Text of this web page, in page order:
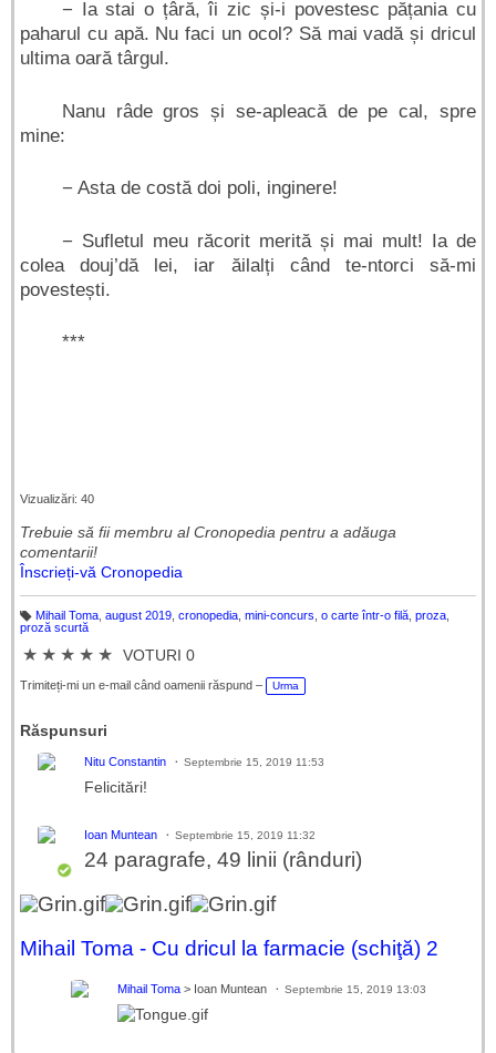
− Ia stai o țâră, îi zic și-i povestesc pățania cu
paharul cu apă. Nu faci un ocol? Să mai vadă și dricul
ultima oară târgul.
Nanu râde gros și se-apleacă de pe cal, spre
mine:
− Asta de costă doi poli, inginere!
− Sufletul meu răcorit merită și mai mult! Ia de
colea douj’dă lei, iar ăilalți când te-ntorci să-mi
povestești.
***
Vizualizări: 40
Trebuie să fii membru al Cronopedia ​​pentru a adăuga
comentarii!
Înscrieți-vă Cronopedia
Et
ic
et
Mihail Toma, august 2019, cronopedia, mini-concurs o carte într-o filă, proza,
proză scurtă
★ ★ ★ ★ ★ VOTURI 0
Trimiteți-mi un e-mail când oamenii răspund – Urma
Răspunsuri
Nitu Constantin Septembrie 15, 2019 11:53
Felicitări!
Ioan Muntean Septembrie 15, 2019 11:32
24 paragrafe, 49 linii (rânduri)
Mihail Toma - Cu dricul la farmacie (schiţă) 2
Mihail Toma > Ioan Muntean Septembrie 15, 2019 13:03